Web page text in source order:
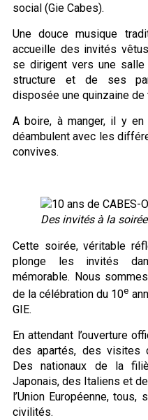
social (Gie Cabes).
Une douce musique
accueille des invités
se dirigent vers une
structure et de ses
disposée une quinzaine de
A boire, à manger, il y
déambulent avec les
convives.
Des invités à la
Cette soirée, véritable
plonge les invités
mémorable. Nous
de la célébration du 10e
GIE.
En attendant l’ouverture
des apartés, des visites
Des nationaux de la
Japonais, des Italiens et
l’Union Européenne, tous,
civilités.